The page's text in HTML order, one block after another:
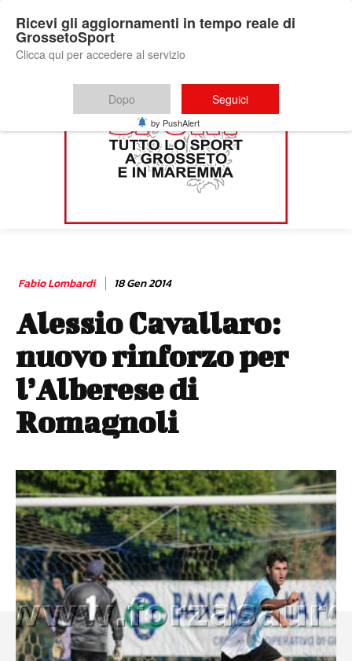
Fabio Lombardi 18 Gen 2014
Alessio Cavallaro:
nuovo rinforzo per
l’Alberese di
Romagnoli
Ricevi gli aggiornamenti in tempo reale di
GrossetoSport
Clicca qui per accedere al servizio
Dopo Seguici
by PushAlert